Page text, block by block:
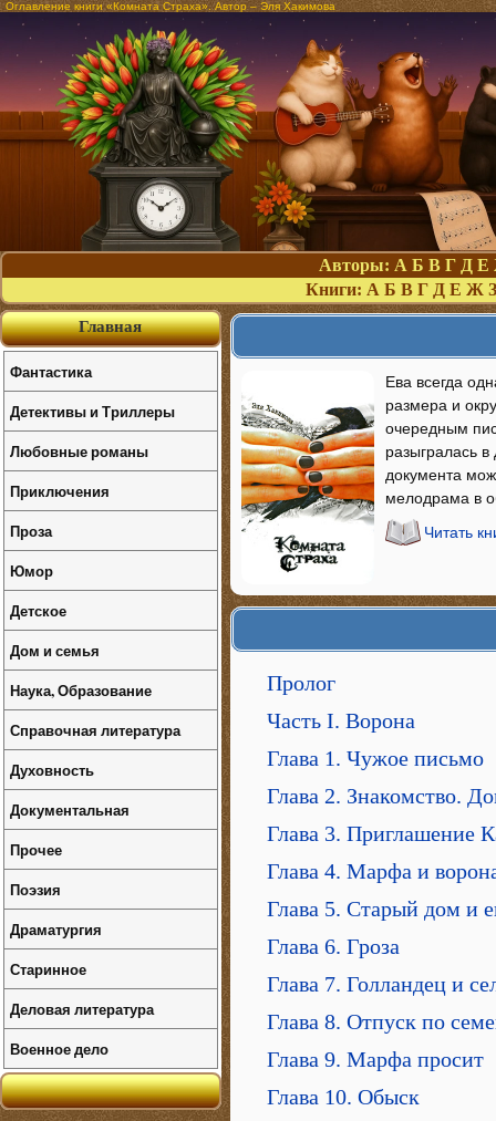
Оглавление книги «Комната Страха». Автор – Эля Хакимова
Авторы: А Б В Г Д Е
Книги: А Б В Г Д Е Ж З
Ева всегда
размера и
очередным
разыгралась в
документа
мелодрама в
Читать
Пролог
Часть I. Ворона
Глава 1. Чужое письмо
Глава 2. Знакомство.
Глава 3. Приглашение
Глава 4. Марфа и
Глава 5. Старый дом и
Глава 6. Гроза
Глава 7. Голландец и
Глава 8. Отпуск по
Глава 9. Марфа просит
Глава 10. Обыск
Главная
Фантастика
Детективы и Триллеры
Любовные романы
Приключения
Проза
Юмор
Детское
Дом и семья
Наука, Образование
Справочная литература
Духовность
Документальная
Прочее
Поэзия
Драматургия
Старинное
Деловая литература
Военное дело